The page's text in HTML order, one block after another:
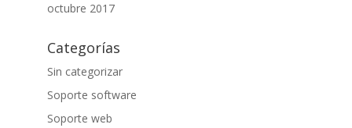
octubre 2017
Categorías
Sin categorizar
Soporte software
Soporte web